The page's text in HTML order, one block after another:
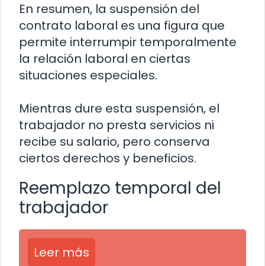
En resumen, la suspensión del
contrato laboral es una figura que
permite interrumpir temporalmente
la relación laboral en ciertas
situaciones especiales.
Mientras dure esta suspensión, el
trabajador no presta servicios ni
recibe su salario, pero conserva
ciertos derechos y beneficios.
Reemplazo temporal del
trabajador
Leer más